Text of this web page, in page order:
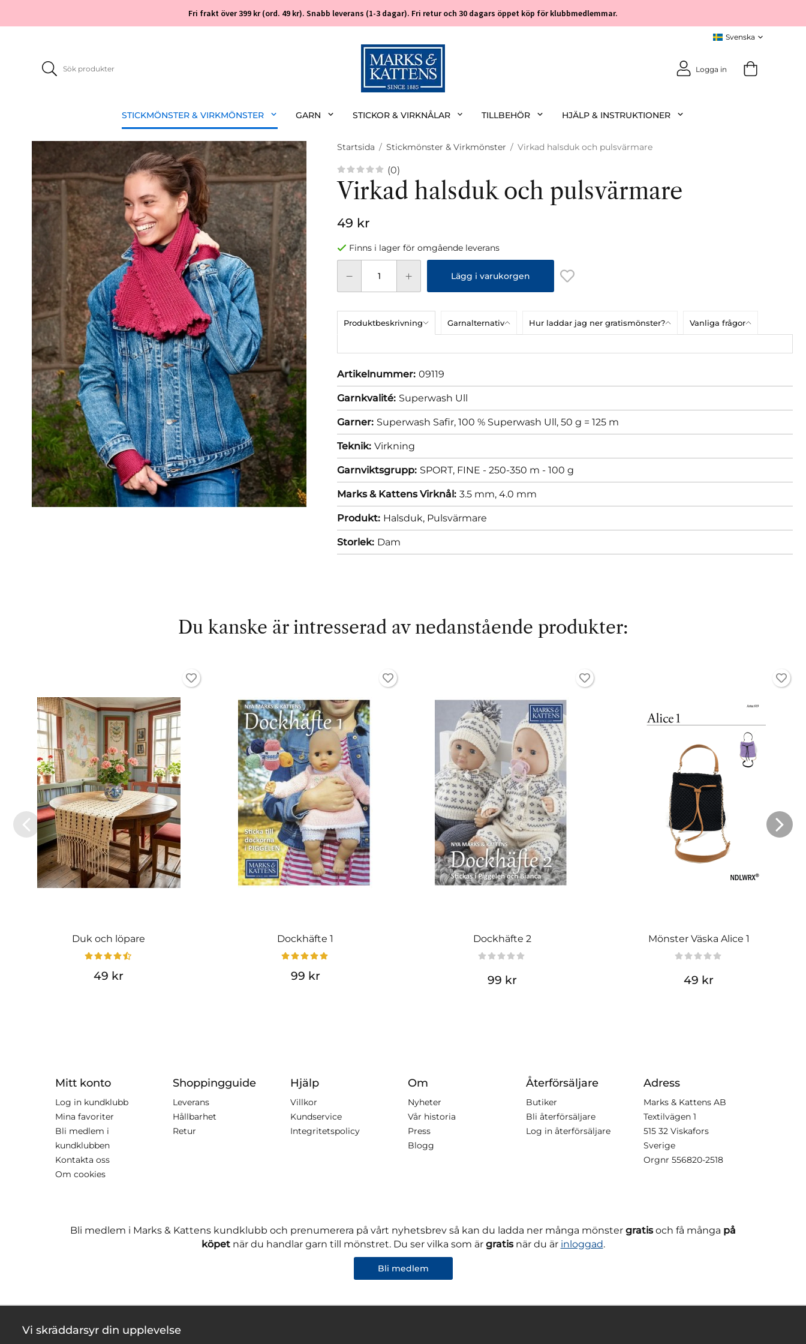
Fri frakt över 399 kr (ord. 49 kr). Snabb leverans (1-3 dagar). Fri retur och 30 dagars öppet köp för klubbmedlemmar.
Logga in
STICKMÖNSTER & VIRKMÖNSTER GARN STICKOR & VIRKNÅLAR TILLBEHÖR HJÄLP & INSTRUKTIONER
Startsida / Stickmönster & Virkmönster / Virkad halsduk och pulsvärmare
(0)
Virkad halsduk och pulsvärmare
49 kr
Finns i lager för omgående leverans
Lägg i varukorgen
Produktbeskrivning Garnalternativ Hur laddar jag ner gratismönster? Vanliga frågor
Artikelnummer: 09119
Garnkvalité: Superwash Ull
Garner: Superwash Safir, 100 % Superwash Ull, 50 g = 125 m
Teknik: Virkning
Garnviktsgrupp: SPORT, FINE - 250-350 m - 100 g
Marks & Kattens Virknål: 3.5 mm, 4.0 mm
Produkt: Halsduk, Pulsvärmare
Storlek: Dam
Du kanske är intresserad av nedanstående produkter:
Duk och löpare
49 kr
Dockhäfte 1
99 kr
Dockhäfte 2
99 kr
Mönster Väska Alice 1
49 kr
Mitt konto
Log in kundklubb
Mina favoriter
Bli medlem i
kundklubben
Kontakta oss
Om cookies
Shoppingguide
Leverans
Hållbarhet
Retur
Hjälp
Villkor
Kundservice
Integritetspolicy
Om
Nyheter
Vår historia
Press
Blogg
Återförsäljare
Butiker
Bli återförsäljare
Log in återförsäljare
Adress
Marks & Kattens AB
Textilvägen 1
515 32 Viskafors
Sverige
Orgnr 556820-2518
Bli medlem i Marks & Kattens kundklubb och prenumerera på vårt nyhetsbrev så kan du ladda ner många mönster gratisoch få många på
köpetnär du handlar garn till mönstret. Du ser vilka som är gratisnär du är inloggad.
Bli medlem
Vi skräddarsyr din upplevelse